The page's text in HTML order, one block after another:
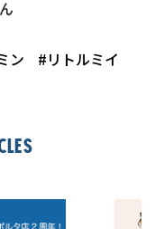
ン
#リトルミイ